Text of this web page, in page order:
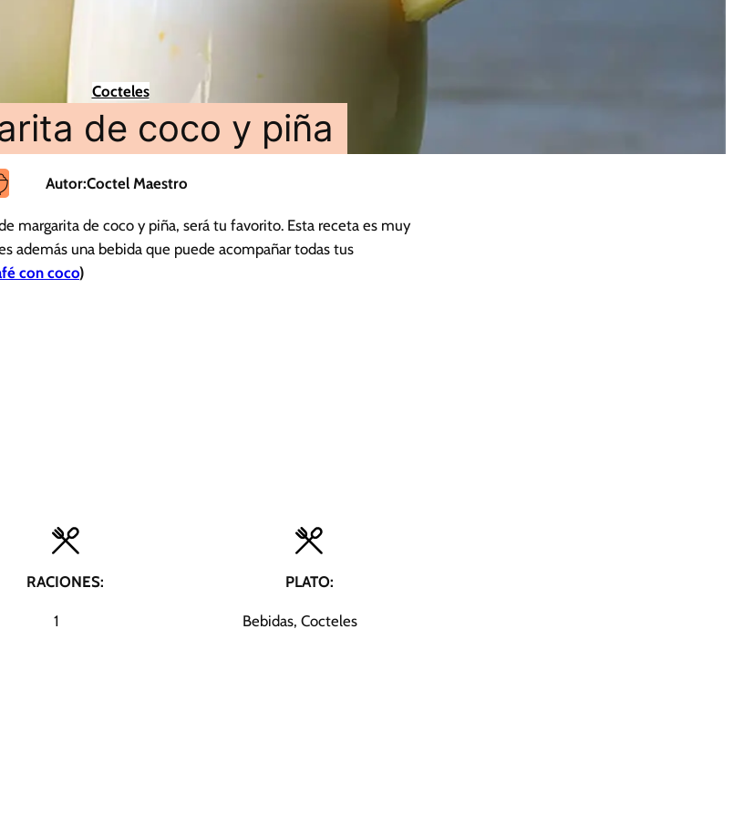
Cocteles
de coco y piña
Autor:Coctel Maestro
margarita de coco y piña, será tu favorito. Esta receta es muy
además una bebida que puede acompañar todas tus
con coco)
RACIONES:
1
PLATO:
Bebidas, Cocteles